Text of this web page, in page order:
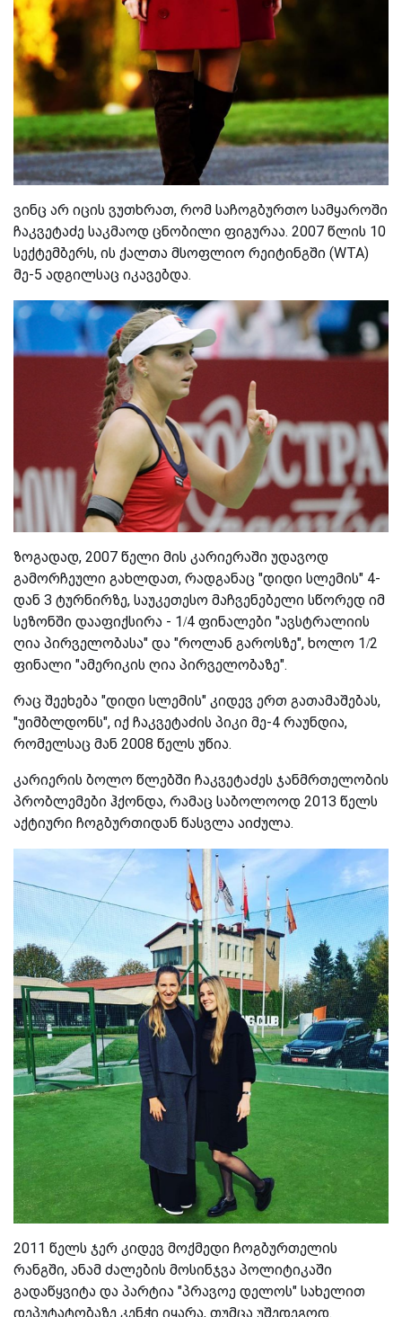
ვინც არ იცის ვუთხრათ, რომ საჩოგბურთო სამყაროში
ჩაკვეტაძე საკმაოდ ცნობილი ფიგურაა. 2007 წლის 10
სექტემბერს, ის ქალთა მსოფლიო რეიტინგში (WTA)
მე-5 ადგილსაც იკავებდა.
ზოგადად, 2007 წელი მის კარიერაში უდავოდ
გამორჩეული გახლდათ, რადგანაც "დიდი სლემის" 4-
დან 3 ტურნირზე, საუკეთესო მაჩვენებელი სწორედ იმ
სეზონში დააფიქსირა - 1/4 ფინალები "ავსტრალიის
ღია პირველობასა" და "როლან გაროსზე", ხოლო 1/2
ფინალი "ამერიკის ღია პირველობაზე".
რაც შეეხება "დიდი სლემის" კიდევ ერთ გათამაშებას,
"უიმბლდონს", იქ ჩაკვეტაძის პიკი მე-4 რაუნდია,
რომელსაც მან 2008 წელს უწია.
კარიერის ბოლო წლებში ჩაკვეტაძეს ჯანმრთელობის
პრობლემები ჰქონდა, რამაც საბოლოოდ 2013 წელს
აქტიური ჩოგბურთიდან წასვლა აიძულა.
2011 წელს ჯერ კიდევ მოქმედი ჩოგბურთელის
რანგში, ანამ ძალების მოსინჯვა პოლიტიკაში
გადაწყვიტა და პარტია "პრავოე დელოს" სახელით
დეპუტატობაზე კენჭი იყარა, თუმცა უშედეგოდ.